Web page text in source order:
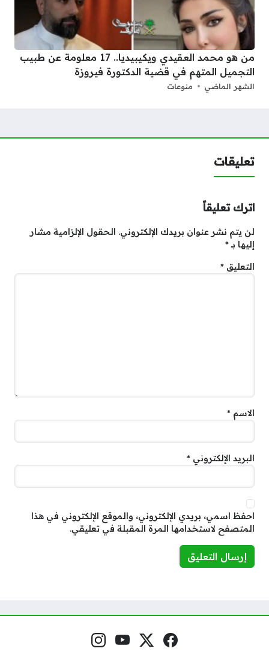
من هو محمد العقيدي ويكيبيديا.. 17 معلومة عن طبيب
التجميل المتهم في قضية الدكتورة فيروزة
الشهر الماضي منوعات
تعليقات
اترك تعليقاً
لن يتم نشر عنوان بريدك الإلكتروني. الحقول الإلزامية مشار
إليها بـ*
التعليق *
الاسم *
البريد الإلكتروني *
احفظ اسمي، بريدي الإلكتروني، والموقع الإلكتروني في هذا
المتصفح لاستخدامها المرة المقبلة في تعليقي.
مواقع التواصل فيسبوكمنصة إكس
يوتيوبإنستغرام